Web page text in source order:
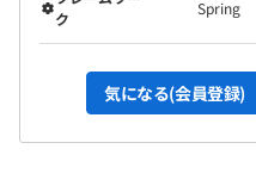
ク
Spring
気になる(会員登録)